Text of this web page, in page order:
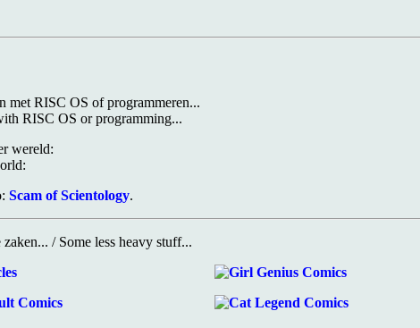
met RISC OS of programmeren...
RISC OS or programming...
wereld:
Scam of Scientology.
/ Some less heavy stuff...